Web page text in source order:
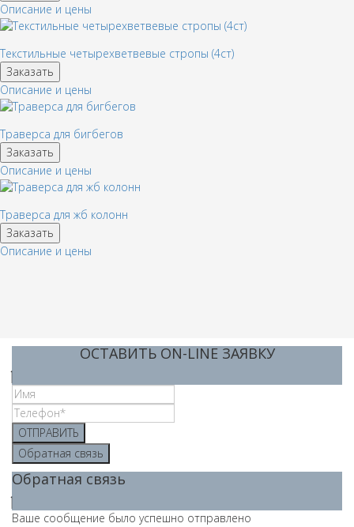
Описание и цены
Текстильные четырехветвевые стропы (4ст)
Заказать
Описание и цены
Траверса для бигбегов
Заказать
Описание и цены
Траверса для жб колонн
Заказать
Описание и цены
ОСТАВИТЬ ON-LINE ЗАЯВКУ
ОТПРАВИТЬ
Обратная связь
Обратная связь
Ваше сообщение было успешно отправлено